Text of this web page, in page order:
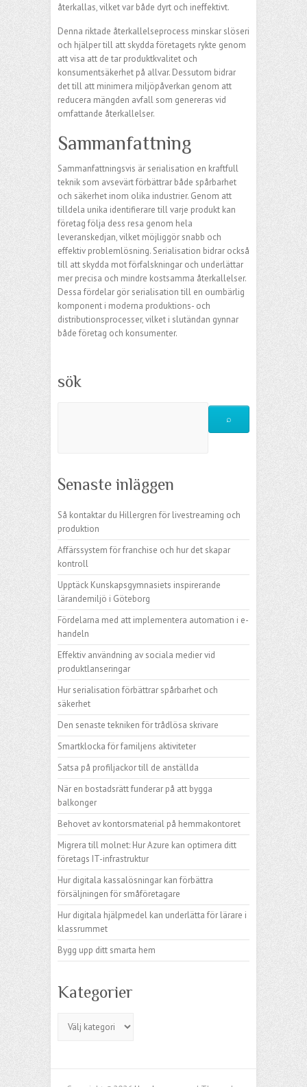
återkallas, vilket var både dyrt och ineffektivt.
Denna riktade återkallelseprocess minskar slöseri
och hjälper till att skydda företagets rykte genom
att visa att de tar produktkvalitet och
konsumentsäkerhet på allvar. Dessutom bidrar
det till att minimera miljöpåverkan genom att
reducera mängden avfall som genereras vid
omfattande återkallelser.
Sammanfattning
Sammanfattningsvis är serialisation en kraftfull
teknik som avsevärt förbättrar både spårbarhet
och säkerhet inom olika industrier. Genom att
tilldela unika identifierare till varje produkt kan
företag följa dess resa genom hela
leveranskedjan, vilket möjliggör snabb och
effektiv problemlösning. Serialisation bidrar också
till att skydda mot förfalskningar och underlättar
mer precisa och mindre kostsamma återkallelser.
Dessa fördelar gör serialisation till en oumbärlig
komponent i moderna produktions- och
distributionsprocesser, vilket i slutändan gynnar
både företag och konsumenter.
sök
Senaste inläggen
Så kontaktar du Hillergren för livestreaming och
produktion
Affärssystem för franchise och hur det skapar
kontroll
Upptäck Kunskapsgymnasiets inspirerande
lärandemiljö i Göteborg
Fördelarna med att implementera automation i e-
handeln
Effektiv användning av sociala medier vid
produktlanseringar
Hur serialisation förbättrar spårbarhet och
säkerhet
Den senaste tekniken för trådlösa skrivare
Smartklocka för familjens aktiviteter
Satsa på profiljackor till de anställda
När en bostadsrätt funderar på att bygga
balkonger
Behovet av kontorsmaterial på hemmakontoret
Migrera till molnet: Hur Azure kan optimera ditt
företags IT-infrastruktur
Hur digitala kassalösningar kan förbättra
försäljningen för småföretagare
Hur digitala hjälpmedel kan underlätta för lärare i
klassrummet
Bygg upp ditt smarta hem
Kategorier